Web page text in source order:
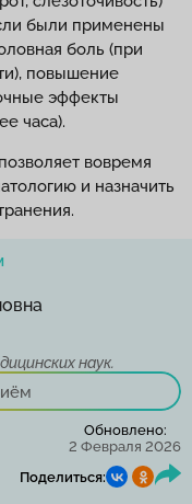
были применены
боль (при
повышение
эффекты
часа).
вовремя
и назначить
наук.
Обновлено:
2 Февраля 2026
Поделиться: